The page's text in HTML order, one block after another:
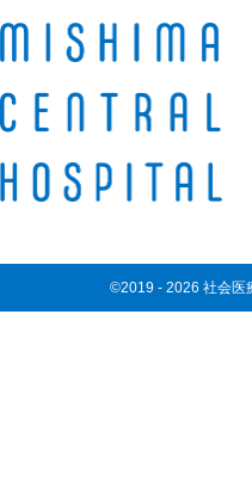
©2019 - 2026 社会医